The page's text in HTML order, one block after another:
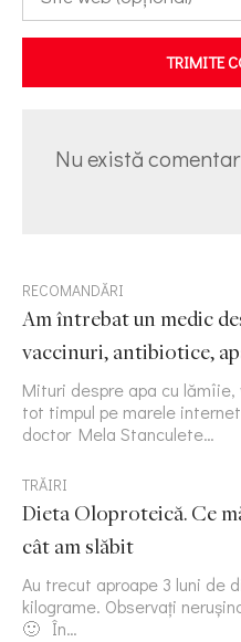
TRIMITE
Nu există
RECOMANDĂRI
Am întrebat un medic
vaccinuri, antibiotice,
Mituri despre apa cu
tot timpul pe marele
doctor Mela Stanculete…
TRĂIRI
Dieta Oloproteică. Ce
cât am slăbit
Au trecut aproape 3 luni de
kilograme. Observați
🙂 În…